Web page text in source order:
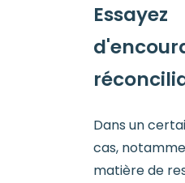
Essayez
Dans un
cas,
matière de